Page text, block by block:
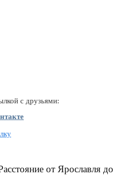
с друзьями:
от Ярославля до